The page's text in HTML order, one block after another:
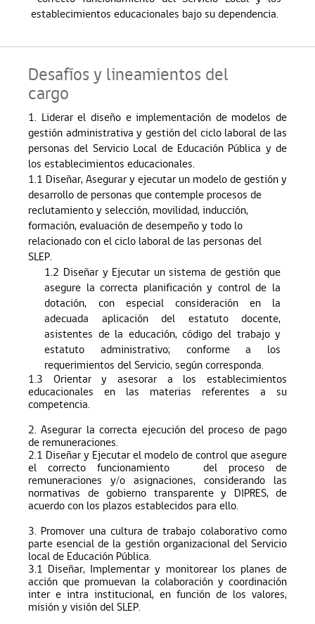
establecimientos educacionales bajo su dependencia.
Desafíos y lineamientos del
cargo
1. Liderar el diseño e implementación de modelos de
gestión administrativa y gestión del ciclo laboral de las
personas del Servicio Local de Educación Pública y de
los establecimientos educacionales.
1.1 Diseñar, Asegurar y ejecutar un modelo de gestión y
desarrollo de personas que contemple procesos de
reclutamiento y selección, movilidad, inducción,
formación, evaluación de desempeño y todo lo
relacionado con el ciclo laboral de las personas del
SLEP.
1.2 Diseñar y Ejecutar un sistema de gestión que
asegure la correcta planificación y control de la
dotación, con especial consideración en la
adecuada aplicación del estatuto docente,
asistentes de la educación, código del trabajo y
estatuto administrativo; conforme a los
requerimientos del Servicio, según corresponda.
1.3 Orientar y asesorar a los establecimientos
educacionales en las materias referentes a su
competencia.
2. Asegurar la correcta ejecución del proceso de pago
de remuneraciones.
2. 1 Diseñar y Ejecutar el modelo de control que asegure
el correcto funcionamiento del proceso de
remuneraciones y/o asignaciones, considerando las
normativas de gobierno transparente y DIPRES, de
acuerdo con los plazos establecidos para ello.
3. Promover una cultura de trabajo colaborativo como
parte esencial de la gestión organizacional del Servicio
local de Educación Pública.
3.1 Diseñar, Implementar y monitorear los planes de
acción que promuevan la colaboración y coordinación
inter e intra institucional, en función de los valores,
misión y visión del SLEP.